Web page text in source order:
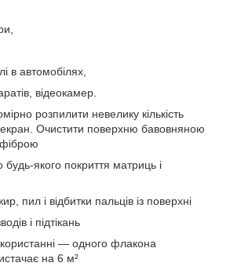
в автомобілях,
відеокамер.
розпилити невелику кількість
Очистити поверхню бавовняною
якого покриття матриць і
пил і відбитки пальців із поверхні
і підтікань
— одного флакона
на 6 м²